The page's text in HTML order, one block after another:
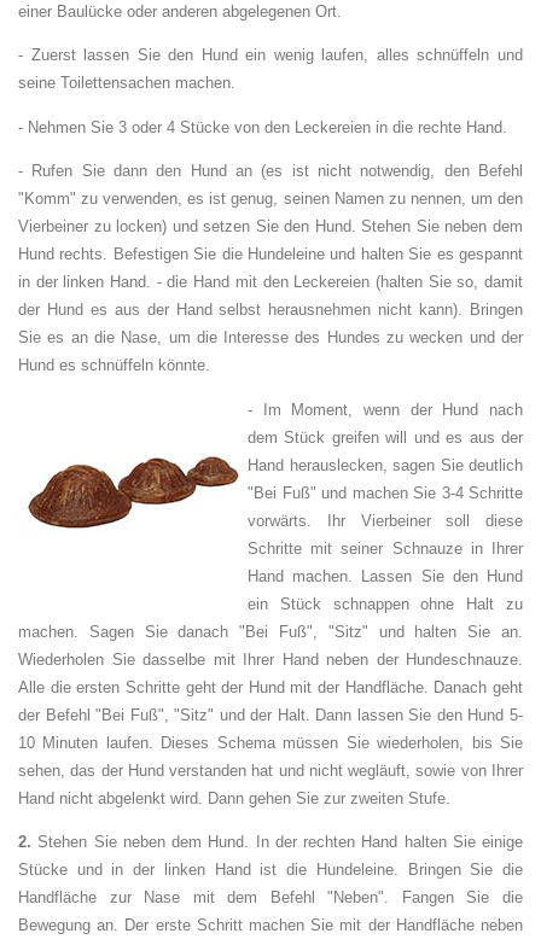
einer Baulücke oder anderen abgelegenen Ort.
- Zuerst lassen Sie den Hund ein wenig laufen, alles schnüffeln und
seine Toilettensachen machen.
- Nehmen Sie 3 oder 4 Stücke von den Leckereien in die rechte Hand.
- Rufen Sie dann den Hund an (es ist nicht notwendig, den Befehl
"Komm" zu verwenden, es ist genug, seinen Namen zu nennen, um den
Vierbeiner zu locken) und setzen Sie den Hund. Stehen Sie neben dem
Hund rechts. Befestigen Sie die Hundeleine und halten Sie es gespannt
in der linken Hand. - die Hand mit den Leckereien (halten Sie so, damit
der Hund es aus der Hand selbst herausnehmen nicht kann). Bringen
Sie es an die Nase, um die Interesse des Hundes zu wecken und der
Hund es schnüffeln könnte.
- Im Moment, wenn der Hund nach
dem Stück greifen will und es aus der
Hand herauslecken, sagen Sie deutlich
"Bei Fuß" und machen Sie 3-4 Schritte
vorwärts. Ihr Vierbeiner soll diese
Schritte mit seiner Schnauze in Ihrer
Hand machen. Lassen Sie den Hund
ein Stück schnappen ohne Halt zu
machen. Sagen Sie danach "Bei Fuß", "Sitz" und halten Sie an.
Wiederholen Sie dasselbe mit Ihrer Hand neben der Hundeschnauze.
Alle die ersten Schritte geht der Hund mit der Handfläche. Danach geht
der Befehl "Bei Fuß", "Sitz" und der Halt. Dann lassen Sie den Hund 5-
10 Minuten laufen. Dieses Schema müssen Sie wiederholen, bis Sie
sehen, das der Hund verstanden hat und nicht wegläuft, sowie von Ihrer
Hand nicht abgelenkt wird. Dann gehen Sie zur zweiten Stufe.
2. Stehen Sie neben dem Hund. In der rechten Hand halten Sie einige
Stücke und in der linken Hand ist die Hundeleine. Bringen Sie die
Handfläche zur Nase mit dem Befehl "Neben". Fangen Sie die
Bewegung an. Der erste Schritt machen Sie mit der Handfläche neben